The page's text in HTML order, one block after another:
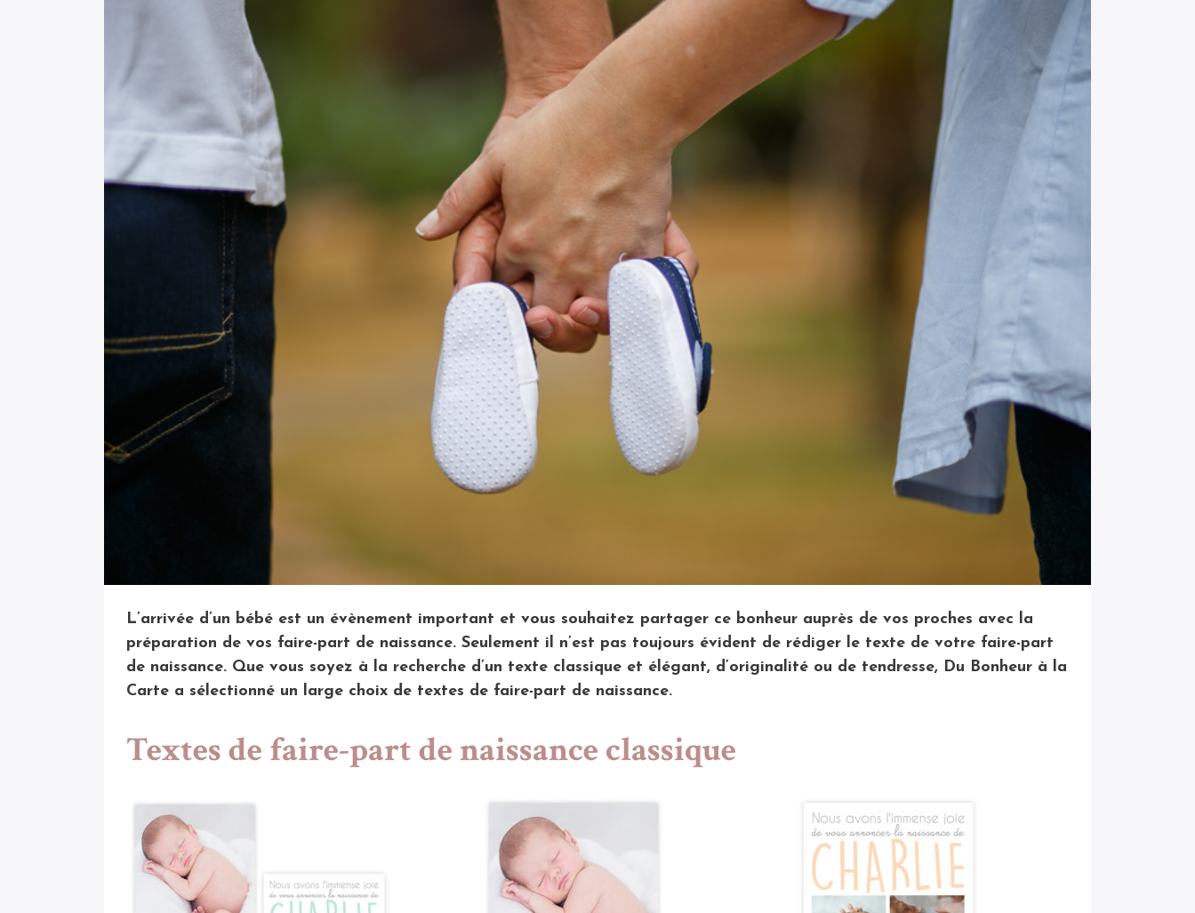
L’arrivée d’un bébé est un évènement important et vous souhaitez partager ce bonheur auprès de vos proches avec la
préparation de vos faire-part de naissance. Seulement il n’est pas toujours évident de rédiger le texte de votre faire-part
de naissance. Que vous soyez à la recherche d’un texte classique et élégant, d’originalité ou de tendresse, Du Bonheur à la
Carte a sélectionné un large choix de textes de faire-part de naissance.
Textes de faire-part de naissance classique